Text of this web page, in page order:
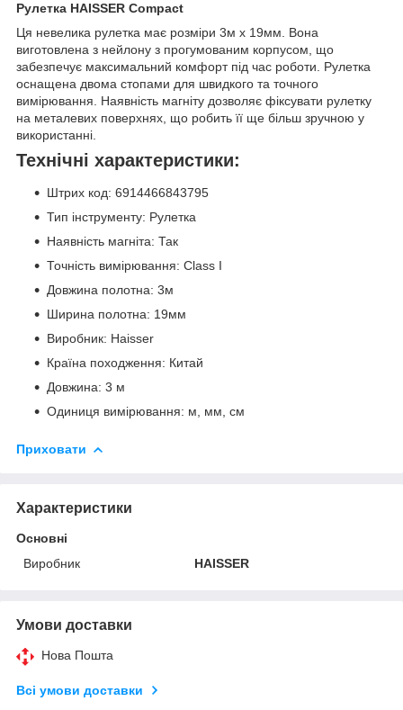
Рулетка HAISSER Compact
Ця невелика рулетка має розміри 3м х 19мм. Вона
виготовлена з нейлону з прогумованим корпусом, що
забезпечує максимальний комфорт під час роботи. Рулетка
оснащена двома стопами для швидкого та точного
вимірювання. Наявність магніту дозволяє фіксувати рулетку
на металевих поверхнях, що робить її ще більш зручною у
використанні.
Технічні характеристики:
Штрих код: 6914466843795
Тип інструменту: Рулетка
Наявність магніта: Так
Точність вимірювання: Class I
Довжина полотна: 3м
Ширина полотна: 19мм
Виробник: Haisser
Країна походження: Китай
Довжина: 3 м
Одиниця вимірювання: м, мм, см
Приховати
Характеристики
Основні
Виробник
HAISSER
Умови доставки
Нова Пошта
Всі умови доставки